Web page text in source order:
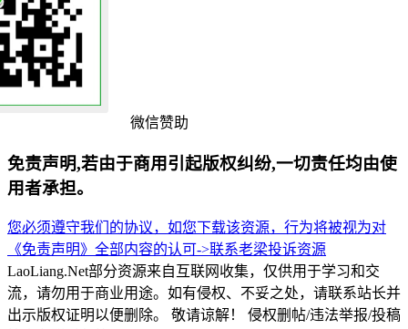
微信赞助
免责声明,若由于商用引起版权纠纷,一切责任均由使
用者承担。
您必须遵守我们的协议，如您下载该资源，行为将被视为对
《免责声明》全部内容的认可->联系老梁投诉资源
LaoLiang.Net部分资源来自互联网收集，仅供用于学习和交
流，请勿用于商业用途。如有侵权、不妥之处，请联系站长并
出示版权证明以便删除。 敬请谅解！ 侵权删帖/违法举报/投稿